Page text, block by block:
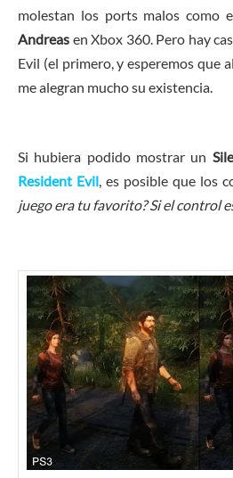
molestan los ports malos como
Andreas en Xbox 360. Pero hay
Evil (el primero, y esperemos que
me alegran mucho su existencia.
Si hubiera podido mostrar un
Resident Evil, es posible que los
juego era tu favorito? Si el control